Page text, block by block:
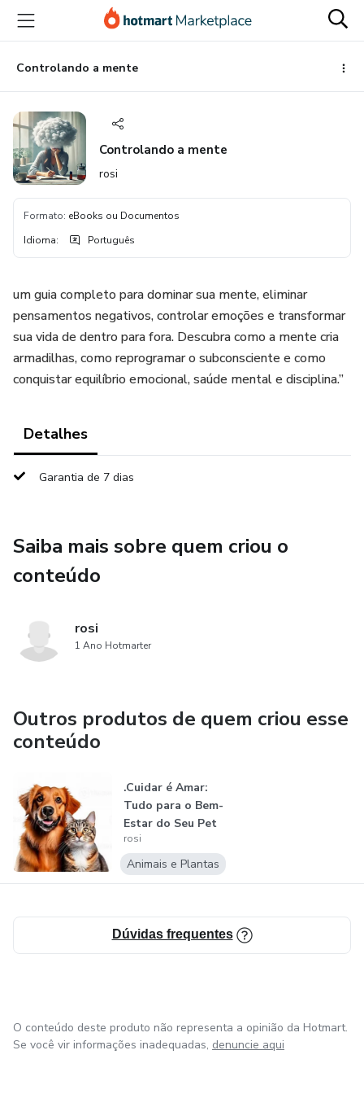
para
conteúdo
principal
para
pagamento
para
rodapéControlando a mente
Controlando a mente
rosi
Formato: eBooks ou Documentos
Idioma: Português
um guia completo para dominar sua mente, eliminar
pensamentos negativos, controlar emoções e transformar
sua vida de dentro para fora. Descubra como a mente cria
armadilhas, como reprogramar o subconsciente e como
conquistar equilíbrio emocional, saúde mental e disciplina.”
Detalhes
Garantia de 7 dias
Saiba mais sobre quem criou o
conteúdo
rosi
1 Ano Hotmarter
Outros produtos de quem criou esse
conteúdo
.Cuidar é Amar:
Tudo para o Bem-
Estar do Seu Pet
rosi
Animais e Plantas
Dúvidas frequentes
O conteúdo deste produto não representa a opinião da Hotmart.
Se você vir informações inadequadas, denuncie aqui